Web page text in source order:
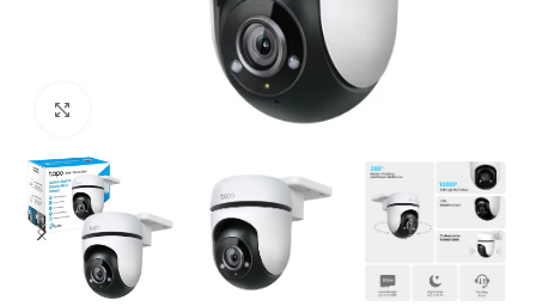
Haga clic para ampliar